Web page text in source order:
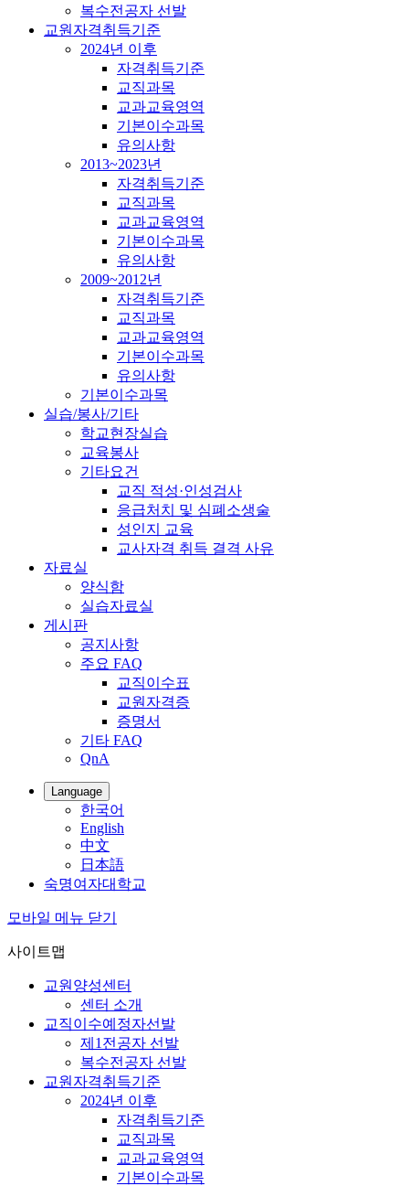
복수전공자 선발
교원자격취득기준
2024년 이후
자격취득기준
교직과목
교과교육영역
기본이수과목
유의사항
2013~2023년
자격취득기준
교직과목
교과교육영역
기본이수과목
유의사항
2009~2012년
자격취득기준
교직과목
교과교육영역
기본이수과목
유의사항
기본이수과목
실습/봉사/기타
학교현장실습
교육봉사
기타요건
교직 적성·인성검사
응급처치 및 심폐소생술
성인지 교육
교사자격 취득 결격 사유
자료실
양식함
실습자료실
게시판
공지사항
주요 FAQ
교직이수표
교원자격증
증명서
기타 FAQ
QnA
Language
한국어
English
中文
日本語
숙명여자대학교
모바일 메뉴 닫기
사이트맵
교원양성센터
센터 소개
교직이수예정자선발
제1전공자 선발
복수전공자 선발
교원자격취득기준
2024년 이후
자격취득기준
교직과목
교과교육영역
기본이수과목